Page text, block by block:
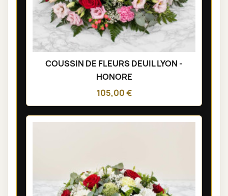
COUSSIN DE FLEURS DEUIL LYON -
HONORE
105,00 €